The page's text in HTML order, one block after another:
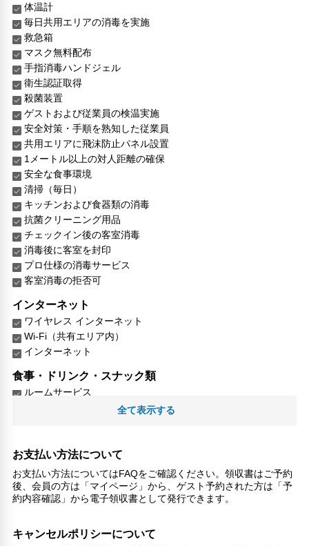
体温計
毎日共用エリアの消毒を実施
救急箱
マスク無料配布
手指消毒ハンドジェル
衛生認証取得
殺菌装置
ゲストおよび従業員の検温実施
安全対策・手順を熟知した従業員
共用エリアに飛沫防止パネル設置
1メートル以上の対人距離の確保
安全な食事環境
清掃（毎日）
キッチンおよび食器類の消毒
抗菌クリーニング用品
チェックイン後の客室消毒
消毒後に客室を封印
プロ仕様の消毒サービス
客室消毒の拒否可
インターネット
ワイヤレス インターネット
Wi-Fi（共有エリア内）
インターネット
食事・ドリンク・スナック類
ルームサービス
朝食テイクアウトサービス
ビジネス
ビジネスセンター（プリントアウト/FAX）
レジャー・アクティビティ設備
娯楽室
全て表示する
お支払い方法について
お支払い方法についてはFAQをご確認ください。領収書はご予約
後、会員の方は「マイページ」から、ゲスト予約された方は「予
約内容確認」から電子領収書として発行できます。
キャンセルポリシーについて